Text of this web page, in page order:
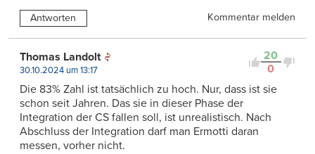
Antworten Kommentar melden
20
0
Thomas Landolt
30.10.2024 um 13:17
Die 83% Zahl ist tatsächlich zu hoch. Nur, dass ist sie
schon seit Jahren. Das sie in dieser Phase der
Integration der CS fallen soll, ist unrealistisch. Nach
Abschluss der Integration darf man Ermotti daran
messen, vorher nicht.